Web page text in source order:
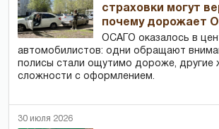
страховки могут
почему дорожает
ОСАГО оказалось в
автомобилистов: одни обращают
полисы стали ощутимо дороже, другие
сложности с оформлением.
30 июля 2026